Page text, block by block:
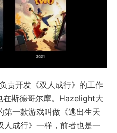
责开发《双人成行》的工作
斯德哥尔摩。Hazelight大
第一款游戏叫做《逃出生天
人成行》一样，前者也是一